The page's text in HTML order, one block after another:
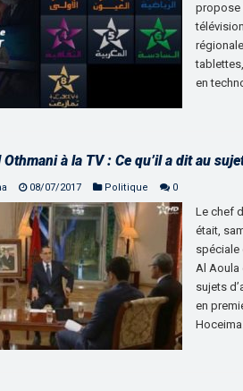
propose
en
à la TV : Ce qu’il a dit au
08/07/2017 Politique 0
Le chef
était,
spéciale
Al Aoula
sujets
en